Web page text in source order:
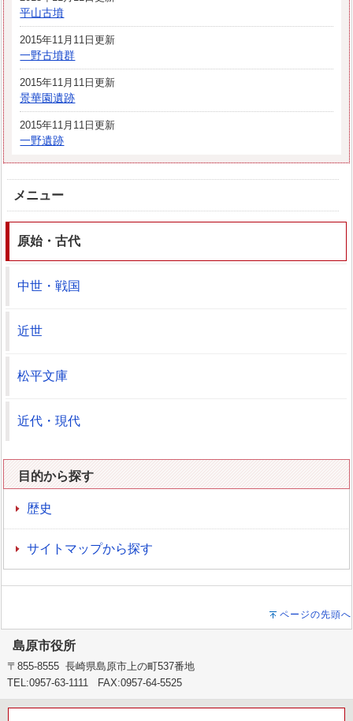
平山古墳
2015年11月11日更新
一野古墳群
2015年11月11日更新
景華園遺跡
2015年11月11日更新
一野遺跡
メニュー
原始・古代
中世・戦国
近世
松平文庫
近代・現代
目的から探す
歴史
サイトマップから探す
ページの先頭へ
島原市役所
〒855-8555 長崎県島原市上の町537番地
TEL:0957-63-1111 FAX:0957-64-5525